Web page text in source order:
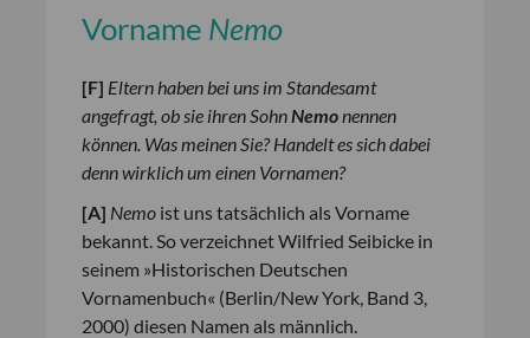
Vorname Nemo
[F] Eltern haben bei uns im Standesamt
angefragt, ob sie ihren SohnNemonennen
können. Was meinen Sie? Handelt es sich dabei
denn wirklich um einen Vornamen?
[A] Nemo ist uns tatsächlich als Vorname
bekannt. So verzeichnet Wilfried Seibicke in
seinem »Historischen Deutschen
Vornamenbuch« (Berlin/New York, Band 3,
2000) diesen Namen als männlich.